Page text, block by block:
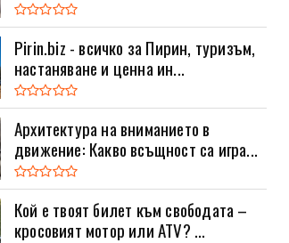
Pirin.biz - всичко за Пирин, туризъм,
настаняване и ценна ин...
Архитектура на вниманието в
движение: Какво всъщност са игра...
Кой е твоят билет към свободата –
кросовият мотор или ATV? ...